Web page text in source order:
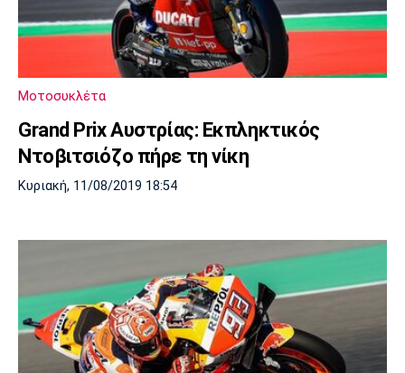
Μοτοσυκλέτα
Grand Prix Αυστρίας: Εκπληκτικός
Ντοβιτσιόζο πήρε τη νίκη
Κυριακή, 11/08/2019 18:54